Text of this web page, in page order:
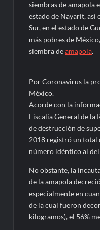
siembras de amapola
estado de Nayarit, así
Sur, en el estado de
más pobres de
siembra deamapola.
Por Coronavirus la
México.
Acorde con la
Fiscalía General de la
de destrucción de
2018 registró un total
número idéntico al
No obstante, la
de la amapola
especialmente en
de la cual fueron
kilogramos), el 56%